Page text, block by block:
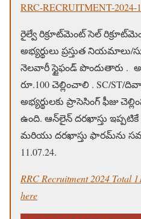
RRC-RECRUITMENT-2024-
రైల్వే రిక్రూట్‌మెంట్ సెల్
అభ్యర్థులు ప్రస్తుత నియమాలు/
నెలవారీ స్టైఫండ్ పొందుతారు .
రూ.100 చెల్లించాలి . SC/ST/
అభ్యర్థులకు ప్రాసెసింగ్ ఫీజు
ఉంది. ఆన్‌లైన్ దరఖాస్తు ఇప్పటికే
మరియు దరఖాస్తు ఫారమ్‌ను
11.07.24.
RRC Recruitment 2024 Total
here